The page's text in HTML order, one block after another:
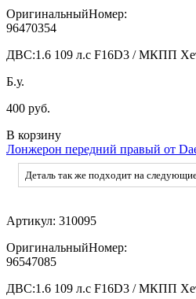
ОригинальныйНомер:
96470354
ДВС:1.6 109 л.с F16D3 / МКПП
Б.у.
400 руб.
В корзину
Лонжерон передний правый от
Деталь так же подходит на
Артикул: 310095
ОригинальныйНомер:
96547085
ДВС:1.6 109 л.с F16D3 / МКПП